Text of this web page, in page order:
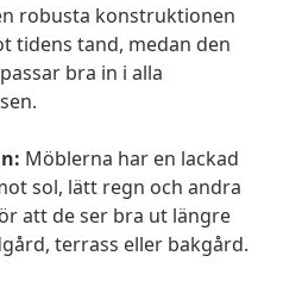
robusta konstruktionen
tidens tand, medan den
bra in i alla
Möblerna har en lackad
sol, lätt regn och andra
att de ser bra ut längre
terrass eller bakgård.